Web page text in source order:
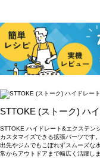
STTOKE (ストーク) ハ
STTOKE ハイドレート&エクステン
カスタマイズできる拡張パーツです
出先やジムでもこぼれずスムーズな
常からアウトドアまで幅広く活躍しま